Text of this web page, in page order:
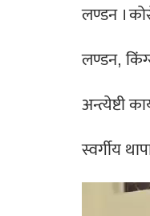
लण्डन ।
लण्डन,
अन्त्येष्टी
स्वर्गीय